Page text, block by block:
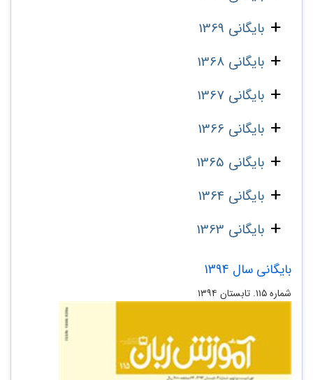
بایگانی 1369
بایگانی 1368
بایگانی 1367
بایگانی 1366
بایگانی 1365
بایگانی 1364
بایگانی 1363
بایگانی سال 1394
شماره ۱۱۵. تابستان ۱۳۹۴